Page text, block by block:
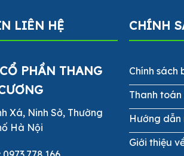
LIÊN HỆ
PHẦN THANG
Xá, Ninh Sở, Thường
Hà Nội
CHÍNH
Chính sách
Thanh toán
Hướng
Giới thiệu